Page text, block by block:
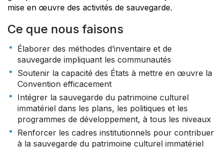
mise en œuvre des activités de sauvegarde.
Ce que nous faisons
Élaborer des méthodes d’inventaire et de
sauvegarde impliquant les communautés
Soutenir la capacité des États à mettre en œuvre la
Convention efficacement
Intégrer la sauvegarde du patrimoine culturel
immatériel dans les plans, les politiques et les
programmes de développement, à tous les niveaux
Renforcer les cadres institutionnels pour contribuer
à la sauvegarde du patrimoine culturel immatériel